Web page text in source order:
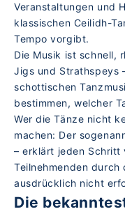
Veranstaltungen und
klassischen Ceilidh-
Tempo vorgibt.
Die Musik ist schnell,
Jigs und Strathspeys
schottischen
bestimmen, welcher
Wer die Tänze nicht
machen: Der
– erklärt jeden Schritt
Teilnehmenden durch
ausdrücklich nicht
Die